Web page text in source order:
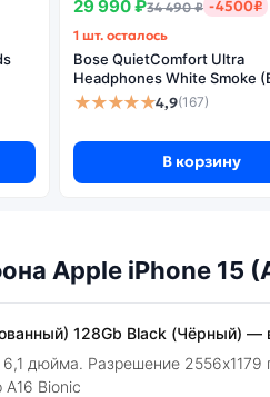
29 990 ₽34 490 ₽ -4500₽
1 шт. осталось
Bose QuietComfort Ultra
Headphones White Smoke
★★★★★4,9(167)
В корзину
Apple iPhone 15
128Gb Black (Чёрный) —
дюйма. Разрешение 2556x1179
Bionic